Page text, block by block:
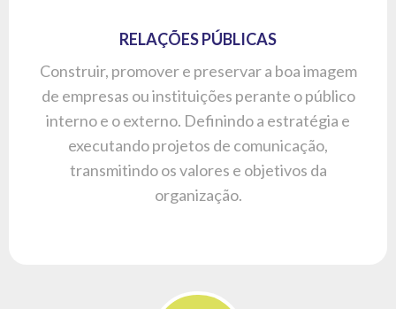
RELAÇÕES PÚBLICAS
Construir, promover e preservar a boa imagem
de empresas ou instituições perante o público
interno e o externo. Definindo a estratégia e
executando projetos de comunicação,
transmitindo os valores e objetivos da
organização.